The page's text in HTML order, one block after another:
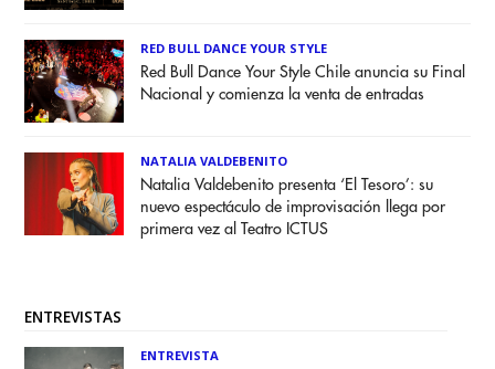
RED BULL DANCE YOUR STYLE
Red Bull Dance Your Style Chile anuncia su Final
Nacional y comienza la venta de entradas
NATALIA VALDEBENITO
Natalia Valdebenito presenta ‘El Tesoro’: su
nuevo espectáculo de improvisación llega por
primera vez al Teatro ICTUS
ENTREVISTAS
ENTREVISTA